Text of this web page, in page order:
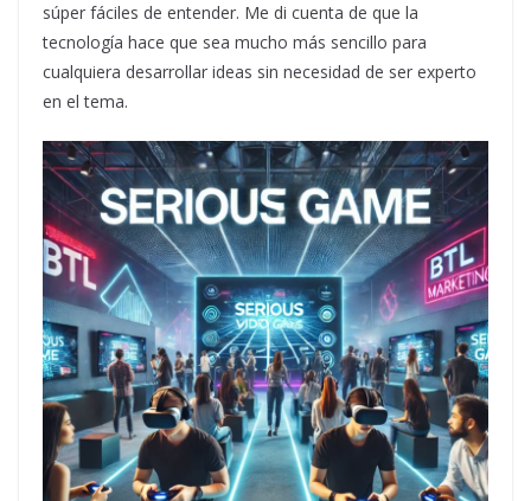
súper fáciles de entender. Me di cuenta de que la
tecnología hace que sea mucho más sencillo para
cualquiera desarrollar ideas sin necesidad de ser experto
en el tema.